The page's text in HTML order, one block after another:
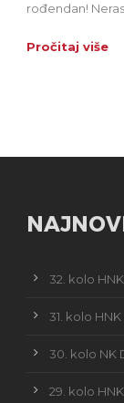
rođendan!
Pročitaj više
32. kolo
31. kolo
30. kolo NK
29. kolo